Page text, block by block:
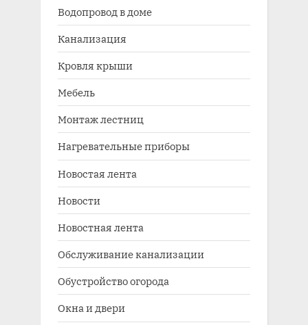
Водопровод в доме
Канализация
Кровля крыши
Мебель
Монтаж лестниц
Нагревательные приборы
Новостая лента
Новости
Новостная лента
Обслуживание канализации
Обустройство огорода
Окна и двери